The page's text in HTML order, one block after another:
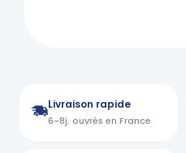
Livraison rapide
6-8j. ouvrés en France